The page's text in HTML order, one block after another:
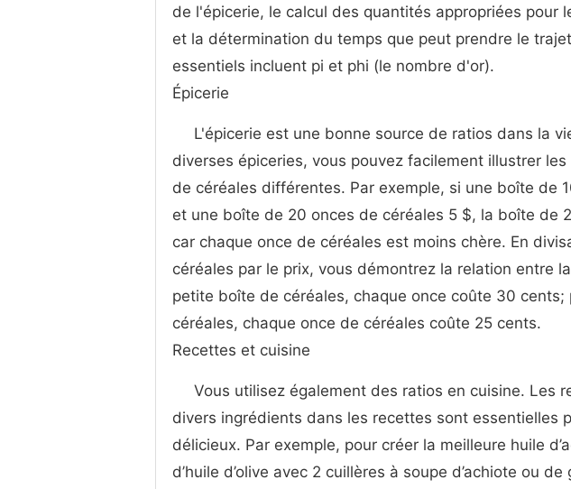
de l'épicerie, le calcul des quantités appropriées pour
et la détermination du temps que peut prendre le
essentiels incluent pi et phi (le nombre d'or).
Épicerie
L'épicerie est une bonne source de ratios dans la
diverses épiceries, vous pouvez facilement illustrer
de céréales différentes. Par exemple, si une boîte de
et une boîte de 20 onces de céréales 5 $, la boîte de
car chaque once de céréales est moins chère. En
céréales par le prix, vous démontrez la relation entre
petite boîte de céréales, chaque once coûte 30
céréales, chaque once de céréales coûte 25 cents.
Recettes et cuisine
Vous utilisez également des ratios en cuisine. Les
divers ingrédients dans les recettes sont essentielles
délicieux. Par exemple, pour créer la meilleure huile
d’huile d’olive avec 2 cuillères à soupe d’achiote ou